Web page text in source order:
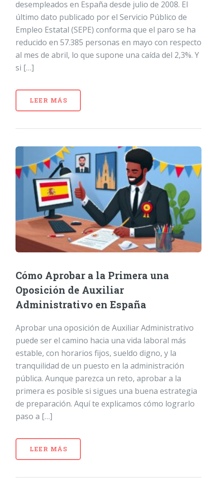
desempleados en España desde julio de 2008. El
último dato publicado por el Servicio Público de
Empleo Estatal (SEPE) conforma que el paro se ha
reducido en 57.385 personas en mayo con respecto
al mes de abril, lo que supone una caída del 2,3%. Y
si […]
LEER MÁS
Cómo Aprobar a la Primera una
Oposición de Auxiliar
Administrativo en España
Aprobar una oposición de Auxiliar Administrativo
puede ser el camino hacia una vida laboral más
estable, con horarios fijos, sueldo digno, y la
tranquilidad de un puesto en la administración
pública. Aunque parezca un reto, aprobar a la
primera es posible si sigues una buena estrategia
de preparación. Aquí te explicamos cómo lograrlo
paso a […]
LEER MÁS